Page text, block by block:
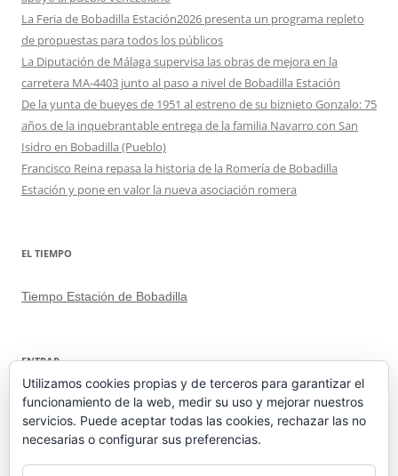
La Feria de Bobadilla Estación2026 presenta un programa repleto
de propuestas para todos los públicos
La Diputación de Málaga supervisa las obras de mejora en la
carretera MA-4403 junto al paso a nivel de Bobadilla Estación
De la yunta de bueyes de 1951 al estreno de su biznieto Gonzalo: 75
años de la inquebrantable entrega de la familia Navarro con San
Isidro en Bobadilla (Pueblo)
Francisco Reina repasa la historia de la Romería de Bobadilla
Estación y pone en valor la nueva asociación romera
EL TIEMPO
Tiempo Estación de Bobadilla
ENTRAR
Acceder
Feed de entradas
Feed de comentarios
WordPress.org
Utilizamos cookies propias y de terceros para garantizar el
funcionamiento de la web, medir su uso y mejorar nuestros
servicios. Puede aceptar todas las cookies, rechazar las no
necesarias o configurar sus preferencias.